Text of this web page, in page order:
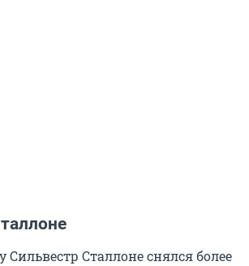
Сильвестр Сталлоне снялся более